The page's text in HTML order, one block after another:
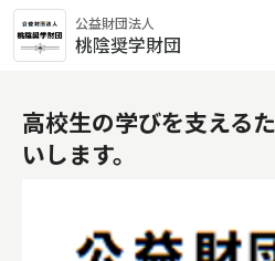
公益財団法人
桃陰奨学財団
高校生の学びを支える
いします。